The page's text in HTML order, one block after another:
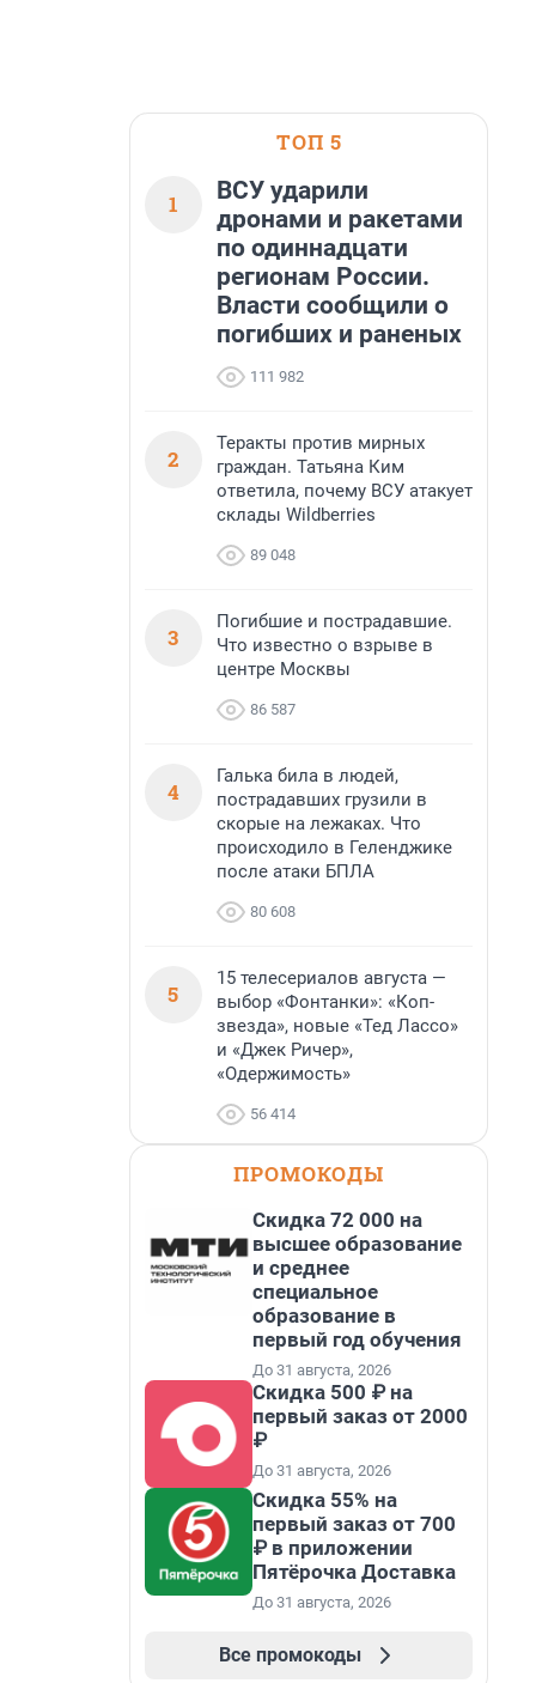
ТОП 5
1
ВСУ ударили
дронами и ракетами
по одиннадцати
регионам России.
Власти сообщили о
погибших и раненых
111 982
2
Теракты против мирных
граждан. Татьяна Ким
ответила, почему ВСУ атакует
склады Wildberries
89 048
3
Погибшие и пострадавшие.
Что известно о взрыве в
центре Москвы
86 587
4
Галька била в людей,
пострадавших грузили в
скорые на лежаках. Что
происходило в Геленджике
после атаки БПЛА
80 608
5
15 телесериалов августа —
выбор «Фонтанки»: «Коп-
звезда», новые «Тед Лассо»
и «Джек Ричер»,
«Одержимость»
56 414
ПРОМОКОДЫ
Скидка 72 000 на
высшее образование
и среднее
специальное
образование в
первый год обучения
До 31 августа, 2026
Скидка 500 ₽ на
первый заказ от 2000
₽
До 31 августа, 2026
Скидка 55% на
первый заказ от 700
₽ в приложении
Пятёрочка Доставка
До 31 августа, 2026
Все промокоды